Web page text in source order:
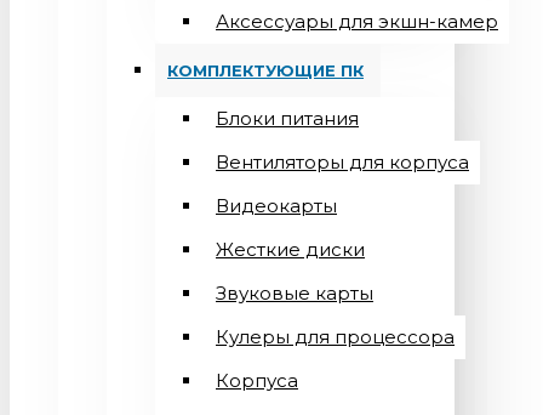
Аксессуары для экшн-камер
КОМПЛЕКТУЮЩИЕ ПК
Блоки питания
Вентиляторы для корпуса
Видеокарты
Жесткие диски
Звуковые карты
Кулеры для процессора
Корпуса